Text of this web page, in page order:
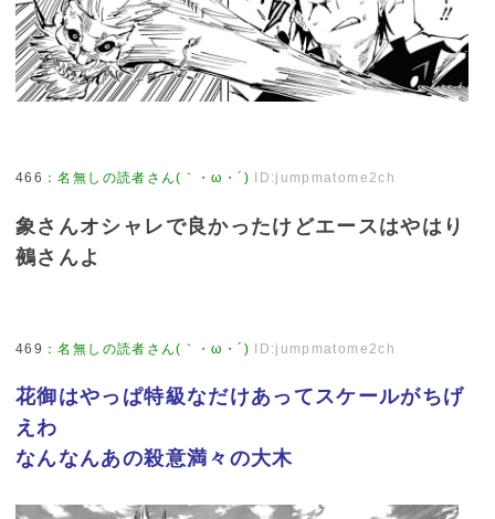
466 ：名無しの読者さん(｀・ω・´) ID:jumpmatome2ch
象さんオシャレで良かったけどエースはやはり
鵺さんよ
469 ：名無しの読者さん(｀・ω・´) ID:jumpmatome2ch
花御はやっぱ特級なだけあってスケールがちげ
えわ
なんなんあの殺意満々の大木